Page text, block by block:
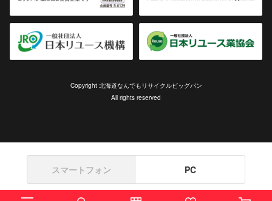
Copyright 北海道なんでもリサイクルビッグバン
All rights reserved
スマートフォン PC